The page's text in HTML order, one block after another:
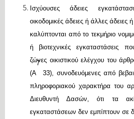
Ισχύουσες άδειες
οικοδομικές άδειες ή άλλες άδειες
καλύπτονται από το τεκμήριο
ή βιοτεχνικές εγκαταστάσεις
ζώνες οικιστικού ελέγχου του
(Α
7
33), συνοδευόμενες από
πληροφοριακού χαρακτήρα του
Διευθυντή Δασών, ότι τα
εγκαταστάσεων δεν εμπίπτουν σε